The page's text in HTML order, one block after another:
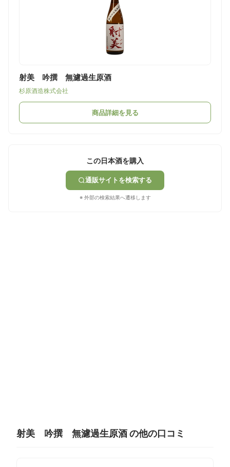
射美 吟撰 無濾過生原酒
杉原酒造株式会社
商品詳細を見る
この日本酒を購入
通販サイトを検索する
※ 外部の検索結果へ遷移します
射美 吟撰 無濾過生原酒 の他の口コミ